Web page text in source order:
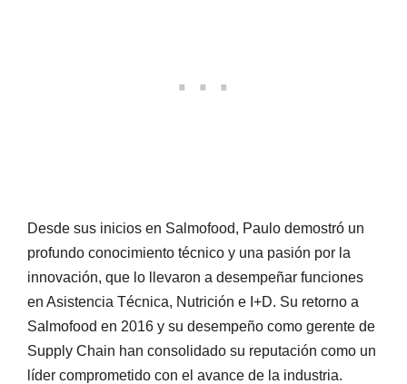
Desde sus inicios en Salmofood, Paulo demostró un
profundo conocimiento técnico y una pasión por la
innovación, que lo llevaron a desempeñar funciones
en Asistencia Técnica, Nutrición e I+D. Su retorno a
Salmofood en 2016 y su desempeño como gerente de
Supply Chain han consolidado su reputación como un
líder comprometido con el avance de la industria.